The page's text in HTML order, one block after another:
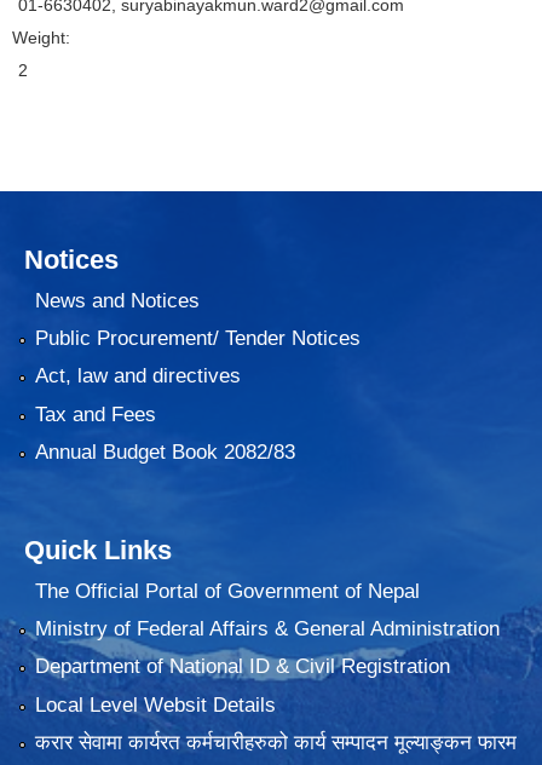
01-6630402, suryabinayakmun.ward2@gmail.com
Weight:
2
Notices
News and Notices
Public Procurement/ Tender Notices
Act, law and directives
Tax and Fees
Annual Budget Book 2082/83
Quick Links
The Official Portal of Government of Nepal
Ministry of Federal Affairs & General Administration
Department of National ID & Civil Registration
Local Level Websit Details
करार सेवामा कार्यरत कर्मचारीहरुको कार्य सम्पादन मूल्याङ्कन फारम